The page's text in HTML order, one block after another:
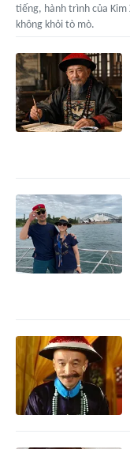
tiếng, hành trình của Kim
không khỏi tò mò.